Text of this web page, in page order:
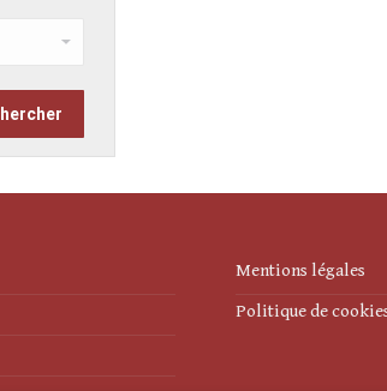
Mentions légales
Politique de